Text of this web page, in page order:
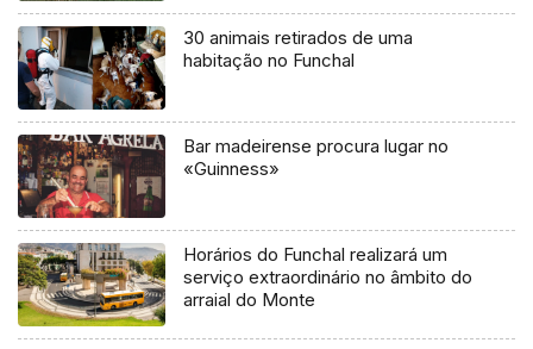
30 animais retirados de uma
habitação no Funchal
Bar madeirense procura lugar no
«Guinness»
Horários do Funchal realizará um
serviço extraordinário no âmbito do
arraial do Monte